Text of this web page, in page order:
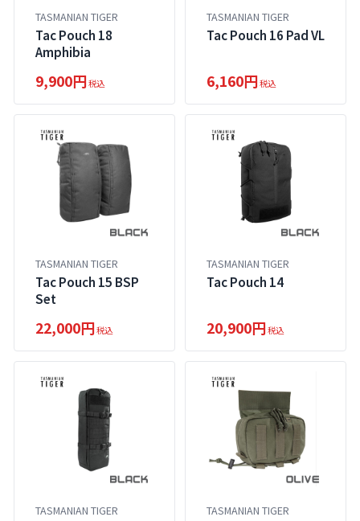
TASMANIAN TIGER
Tac Pouch 18
Amphibia
9,900円税込
TASMANIAN TIGER
Tac Pouch 16 Pad VL
6,160円税込
TASMANIAN TIGER
Tac Pouch 15 BSP
Set
22,000円税込
TASMANIAN TIGER
Tac Pouch 14
20,900円税込
TASMANIAN TIGER TASMANIAN TIGER